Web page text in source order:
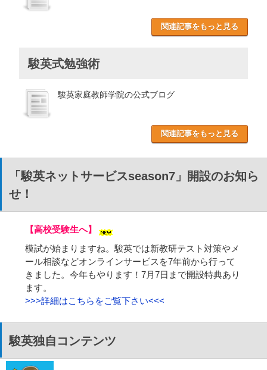
関連記事をもっと見る
駿英式勉強術
駿英家庭教師学院の公式ブログ
関連記事をもっと見る
「駿英ネットサービスseason7」開設のお知ら
せ！
【高校受験生へ】
模試が始まりますね。駿英では新教研テスト対策やメ
ール相談などオンラインサービスを7年前から行って
きました。今年もやります！7月7日まで開設特典あり
ます。
>>>詳細はこちらをご覧下さい<<<
駿英独自コンテンツ